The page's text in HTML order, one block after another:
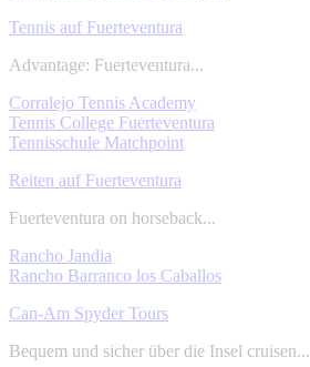
Tennis auf Fuerteventura
Advantage: Fuerteventura...
Corralejo Tennis Academy
Tennis College Fuerteventura
Tennisschule Matchpoint
Reiten auf Fuerteventura
Fuerteventura on horseback...
Rancho Jandia
Rancho Barranco los Caballos
Can-Am Spyder Tours
Bequem und sicher über die Insel cruisen...